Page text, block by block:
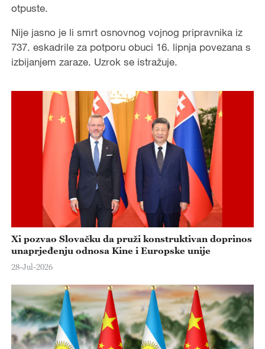
otpuste.
Nije jasno je li smrt osnovnog vojnog pripravnika iz
737. eskadrile za potporu obuci 16. lipnja povezana s
izbijanjem zaraze. Uzrok se istražuje.
Xi pozvao Slovačku da pruži konstruktivan doprinos
unaprjeđenju odnosa Kine i Europske unije
28-Jul-2026